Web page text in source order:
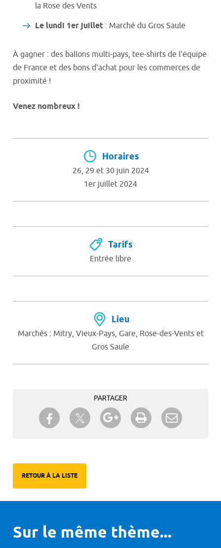
la Rose des Vents
Le lundi 1er juillet : Marché du Gros Saule
À gagner : des ballons multi-pays, tee-shirts de l'équipe
de France et des bons d'achat pour les commerces de
proximité !
Venez nombreux !
Horaires
26, 29 et 30 juin 2024
1er juillet 2024
Tarifs
Entrée libre
Lieu
Marchés : Mitry, Vieux-Pays, Gare, Rose-des-Vents et
Gros Saule
PARTAGER
Partager sur Facebook
Partager sur TwitterPartager sur Google+
Imprimer
RETOUR À LA LISTE
Sur le même thème...